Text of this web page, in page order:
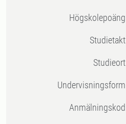
högskolepoäng
Studietakt
Studieort
Undervisningsform
Anmälningskod